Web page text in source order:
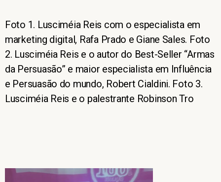
Foto 1. Lusciméia Reis com o especialista em
marketing digital, Rafa Prado e Giane Sales. Foto
2. Lusciméia Reis e o autor do Best-Seller “Armas
da Persuasão” e maior especialista em Influência
e Persuasão do mundo, Robert Cialdini. Foto 3.
Lusciméia Reis e o palestrante Robinson Tro